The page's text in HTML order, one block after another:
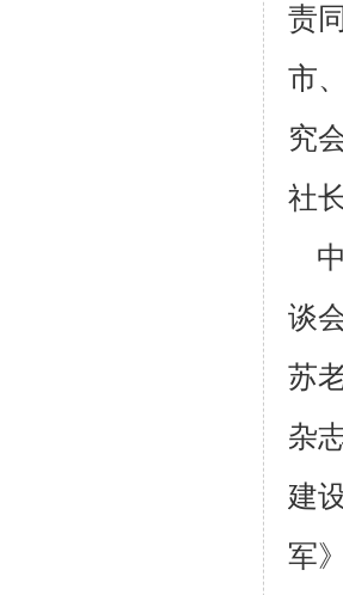
责
市
究
社
中
谈
苏
杂
建
军